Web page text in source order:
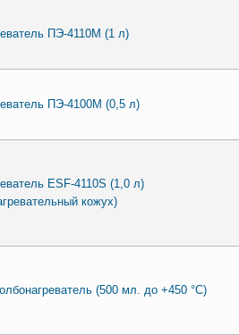
ПЭ-4110М (1 л)
ПЭ-4100М (0,5 л)
ESF-4110S (1,0 л)
кожух)
(500 мл. до +450 °C)